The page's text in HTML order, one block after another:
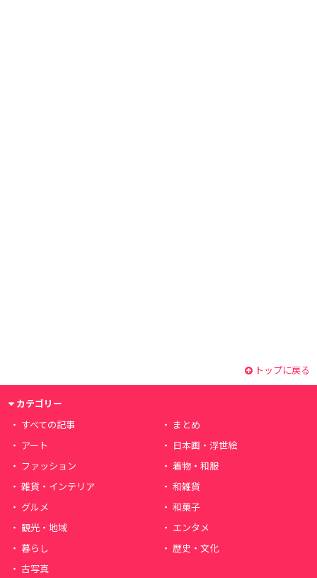
トップに戻る
カテゴリー
すべての記事
まとめ
アート
日本画・浮世絵
ファッション
着物・和服
雑貨・インテリア
和雑貨
グルメ
和菓子
観光・地域
エンタメ
暮らし
歴史・文化
古写真